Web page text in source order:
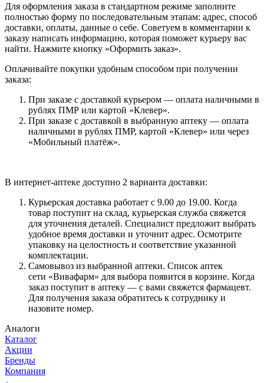
Для оформления заказа в стандартном режиме заполните
полностью форму по последовательным этапам: адрес, способ
доставки, оплаты, данные о себе. Советуем в комментарии к
заказу написать информацию, которая поможет курьеру вас
найти. Нажмите кнопку «Оформить заказ».
Оплачивайте покупки удобным способом при получении
заказа:
При заказе с доставкой курьером — оплата наличными в
рублях ПМР или картой «Клевер».
При заказе с доставкой в выбранную аптеку — оплата
наличными в рублях ПМР, картой «Клевер» или через
«Мобильный платёж».
В интернет-аптеке доступно 2 варианта доставки:
Курьерская доставка работает с 9.00 до 19.00. Когда
товар поступит на склад, курьерская служба свяжется
для уточнения деталей. Специалист предложит выбрать
удобное время доставки и уточнит адрес. Осмотрите
упаковку на целостность и соответствие указанной
комплектации.
Самовывоз из выбранной аптеки. Список аптек
сети «Вивафарм» для выбора появится в корзине. Когда
заказ поступит в аптеку — с вами свяжется фармацевт.
Для получения заказа обратитесь к сотруднику и
назовите номер.
Аналоги
Каталог
Акции
Бренды
Компания